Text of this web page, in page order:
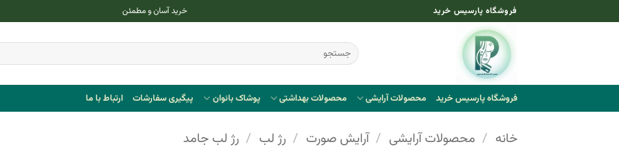
to
فروشگاه پارسیس خرید خرید آسان و مطمئن
جستجو
برای:
فروشگاه پارسیس خرید محصولات آرایشی محصولات بهداشتی پوشاک بانوان پیگیری سفارشات ارتباط با ما
خانه / محصولات آرایشی / آرایش صورت / رژ لب / رژ لب جامد